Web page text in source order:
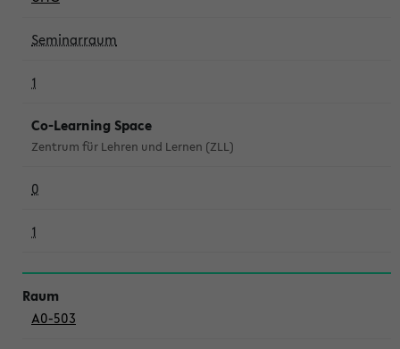
Seminarraum
1
Co-Learning Space
Zentrum für Lehren und Lernen (ZLL)
0
1
A0-503